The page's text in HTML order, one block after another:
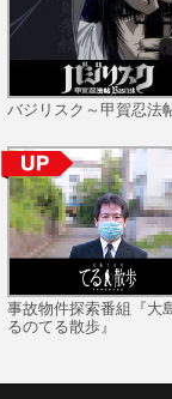
バジリスク～甲賀忍法
事故物件探索番組『大
るのてる散歩』